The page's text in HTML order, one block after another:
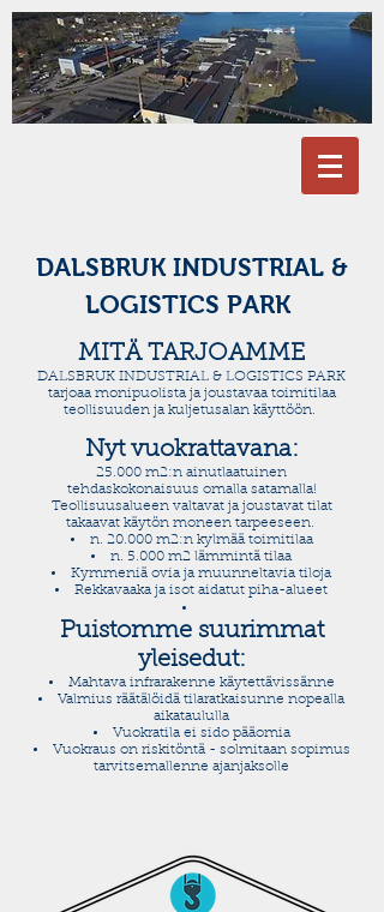
DALSBRUK INDUSTRIAL &
LOGISTICS PARK
MITÄ TARJOAMME
DALSBRUK INDUSTRIAL & LOGISTICS PARK
tarjoaa monipuolista ja joustavaa toimitilaa
teollisuuden ja kuljetusalan käyttöön.
Nyt vuokrattavana:
25.000 m2:n ainutlaatuinen
tehdaskokonaisuus omalla satamalla!
Teollisuusalueen valtavat ja joustavat tilat
takaavat käytön moneen tarpeeseen.
n. 20.000 m2:n kylmää toimitilaa
n. 5.000 m2 lämmintä tilaa
Kymmeniä ovia ja muunneltavia tiloja
Rekkavaaka ja isot aidatut piha-alueet
Puistomme suurimmat
yleisedut:
Mahtava infrarakenne käytettävissänne
Valmius räätälöidä tilaratkaisunne nopealla
aikataululla
Vuokratila ei sido pääomia
Vuokraus on riskitöntä - solmitaan sopimus
tarvitsemallenne ajanjaksolle